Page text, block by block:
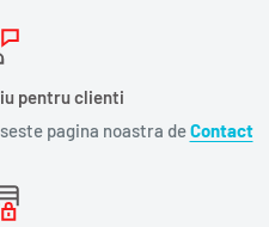
pentru clienti
pagina noastra deContact